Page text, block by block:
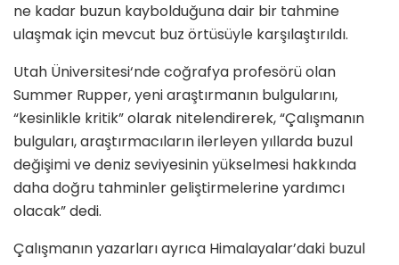
ne kadar buzun kaybolduğuna dair bir tahmine
ulaşmak için mevcut buz örtüsüyle karşılaştırıldı.
Utah Üniversitesi‘nde coğrafya profesörü olan
Summer Rupper, yeni araştırmanın bulgularını,
“kesinlikle kritik” olarak nitelendirerek, “Çalışmanın
bulguları, araştırmacıların ilerleyen yıllarda buzul
değişimi ve deniz seviyesinin yükselmesi hakkında
daha doğru tahminler geliştirmelerine yardımcı
olacak” dedi.
Çalışmanın yazarları ayrıca Himalayalar’daki buzul